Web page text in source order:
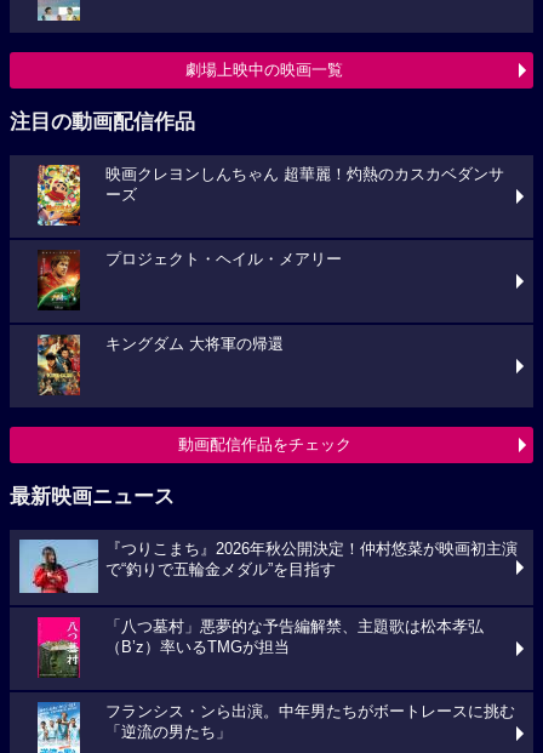
劇場上映中の映画一覧
注目の動画配信作品
映画クレヨンしんちゃん 超華麗！灼熱のカスカベダンサ
ーズ
プロジェクト・ヘイル・メアリー
キングダム 大将軍の帰還
動画配信作品をチェック
最新映画ニュース
『つりこまち』2026年秋公開決定！仲村悠菜が映画初主演
で“釣りで五輪金メダル”を目指す
「八つ墓村」悪夢的な予告編解禁、主題歌は松本孝弘
（B’z）率いるTMGが担当
フランシス・ンら出演。中年男たちがボートレースに挑む
「逆流の男たち」